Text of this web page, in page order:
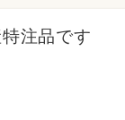
注品です